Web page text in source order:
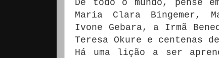
De todo o mundo, pense
Maria Clara Bingemer,
Ivone Gebara, a Irmã
Teresa Okure e centenas
Há uma lição a ser